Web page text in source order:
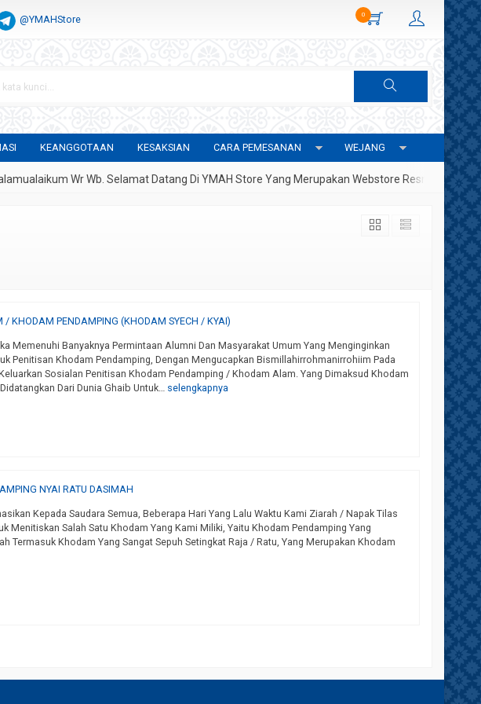
@YMAHStore 0
KEANGGOTAAN KESAKSIAN CARA PEMESANAN WEJANG
Wr Wb. Selamat Datang Di YMAH Store Yang Merupakan Webstore Resmi Yayasan
KHODAM PENDAMPING (KHODAM SYECH / KYAI)
Memenuhi Banyaknya Permintaan Alumni Dan Masyarakat Umum Yang Menginginkan
Penitisan Khodam Pendamping, Dengan Mengucapkan Bismillahirrohmanirrohiim Pada
Sosialan Penitisan Khodam Pendamping / Khodam Alam. Yang Dimaksud Khodam
Dari Dunia Ghaib Untuk… selengkapnya
NYAI RATU DASIMAH
Kepada Saudara Semua, Beberapa Hari Yang Lalu Waktu Kami Ziarah / Napak Tilas
Menitiskan Salah Satu Khodam Yang Kami Miliki, Yaitu Khodam Pendamping Yang
Termasuk Khodam Yang Sangat Sepuh Setingkat Raja / Ratu, Yang Merupakan Khodam